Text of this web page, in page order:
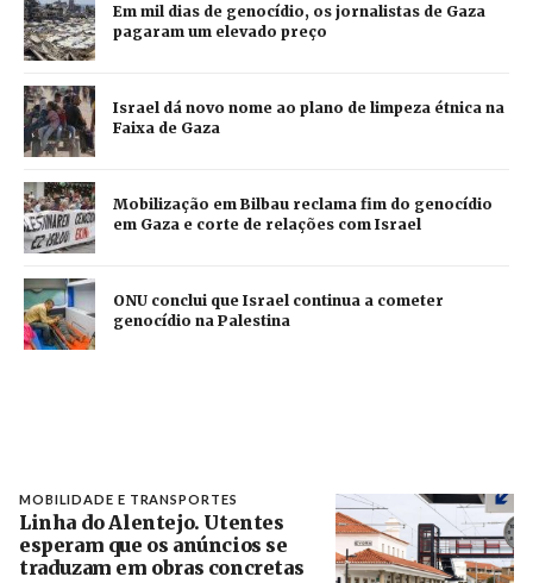
Em mil dias de genocídio, os jornalistas de Gaza
pagaram um elevado preço
Israel dá novo nome ao plano de limpeza étnica na
Faixa de Gaza
Mobilização em Bilbau reclama fim do genocídio
em Gaza e corte de relações com Israel
ONU conclui que Israel continua a cometer
genocídio na Palestina
MOBILIDADE E TRANSPORTES
Linha do Alentejo. Utentes
esperam que os anúncios se
traduzam em obras concretas